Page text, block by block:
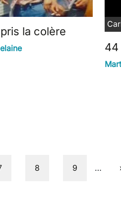
la colère
44
Pajenn
8 Pajenn
9 …